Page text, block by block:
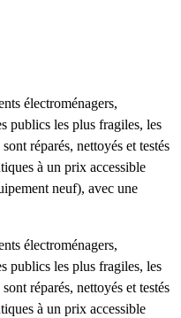
électroménagers,
publics les plus fragiles, les
réparés, nettoyés et testés
à un prix accessible
neuf), avec une
électroménagers,
publics les plus fragiles, les
réparés, nettoyés et testés
à un prix accessible